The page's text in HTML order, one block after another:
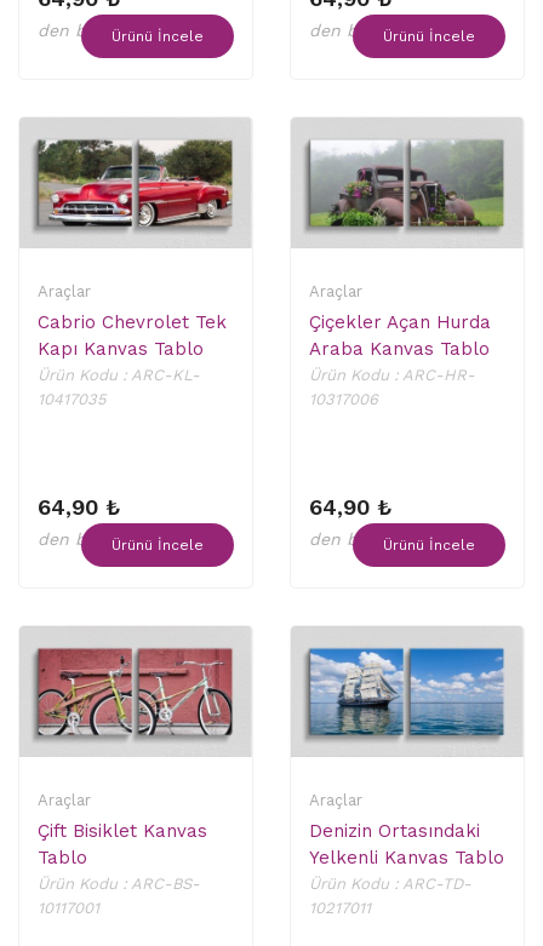
den başlayan fiyatlar
Ürünü İncele den başlayan fiyatlar
Ürünü İncele
Araçlar
Cabrio Chevrolet Tek
Kapı Kanvas Tablo
Ürün Kodu : ARC-KL-
10417035
64,90 ₺
den başlayan fiyatlar
Ürünü İncele
Araçlar
Çiçekler Açan Hurda
Araba Kanvas Tablo
Ürün Kodu : ARC-HR-
10317006
64,90 ₺
den başlayan fiyatlar
Ürünü İncele
Araçlar
Çift Bisiklet Kanvas
Tablo
Ürün Kodu : ARC-BS-
10117001
Araçlar
Denizin Ortasındaki
Yelkenli Kanvas Tablo
Ürün Kodu : ARC-TD-
10217011